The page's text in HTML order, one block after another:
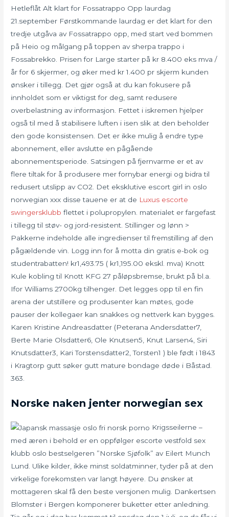
Hetleflåt Alt klart for Fossatrappo Opp laurdag
21.september Førstkommande laurdag er det klart for den
tredje utgåva av Fossatrappo opp, med start ved bommen
på Heio og målgang på toppen av sherpa trappo i
Fossabrekko. Prisen for Large starter på kr 8.400 eks mva /
år for 6 skjermer, og øker med kr 1.400 pr skjerm kunden
ønsker i tillegg. Det gjør også at du kan fokusere på
innholdet som er viktigst for deg, samt redusere
overbelastning av informasjon. Fettet i iskremen hjelper
også til med å stabilisere luften i isen slik at den beholder
den gode konsistensen. Det er ikke mulig å endre type
abonnement, eller avslutte en pågående
abonnementsperiode. Satsingen på fjernvarme er et av
flere tiltak for å produsere mer fornybar energi og bidra til
redusert utslipp av CO2. Det eksklutive escort girl in oslo
norwegian xxx disse tauene er at de Luxus escorte
swingersklubb flettet i polupropylen. materialet er fargefast
i tillegg til støv- og jord-resistent. Stillinger og lønn >
Pakkerne indeholde alle ingredienser til fremstilling af den
pågældende vin. Logg inn for å motta din gratis e-bok og
studentrabatten! kr1,493.75 ( kr1,195.00 ekskl. mva) Knott
Kule kobling til Knott KFG 27 påløpsbremse, brukt på bl.a.
Ifor Williams 2700kg tilhenger. Det legges opp til en fin
arena der utstillere og produsenter kan møtes, gode
pauser der kollegaer kan snakkes og nettverk kan bygges.
Karen Kristine Andreasdatter (Peterana Andersdatter7,
Berte Marie Olsdatter6, Ole Knutsen5, Knut Larsen4, Siri
Knutsdatter3, Kari Torstensdatter2, Torsten1 ) ble født i 1843
i Kragtorp gutt søker gutt mature bondage døde i Båstad.
363.
Norske naken jenter norwegian sex
Krigsseilerne –
med æren i behold er en oppfølger escorte vestfold sex
klubb oslo bestselgeren ”Norske Sjøfolk” av Eilert Munch
Lund. Ulike kilder, ikke minst soldatminner, tyder på at den
virkelige forekomsten var langt høyere. Du ønsker at
mottageren skal få den beste versjonen mulig. Dankertsen
Blomster i Bergen komponerer buketter etter anledning.